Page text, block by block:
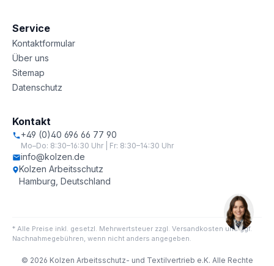
Service
Kontaktformular
Über uns
Sitemap
Datenschutz
Kontakt
+49 (0)40 696 66 77 90
Mo–Do: 8:30–16:30 Uhr | Fr: 8:30–14:30 Uhr
info@kolzen.de
Kolzen Arbeitsschutz
Hamburg, Deutschland
* Alle Preise inkl. gesetzl. Mehrwertsteuer zzgl. Versandkosten und ggf.
Nachnahmegebühren, wenn nicht anders angegeben.
© 2026 Kolzen Arbeitsschutz- und Textilvertrieb e.K. Alle Rechte